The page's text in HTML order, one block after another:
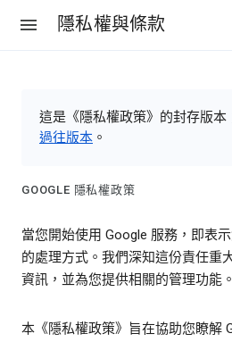
隱私權與條款
這是《隱私權政策》的封存版本
過往版本 。
GOOGLE 隱私權政策
當您開始使用 Google 服務，即表
的處理方式。我們深知這份責任重
資訊，並為您提供相關的管理功能。
本《隱私權政策》旨在協助您瞭解